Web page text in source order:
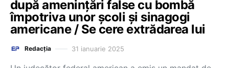
după amenințări false cu bombă
împotriva unor școli și sinagogi
americane / Se cere extrădarea lui
Redacția 31 ianuarie 2025